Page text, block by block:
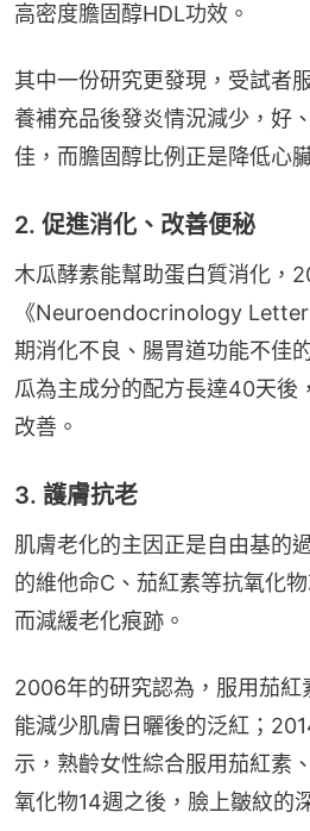
高密度膽固醇HDL功效。
其中一份研究更發現，受試者
養補充品後發炎情況減少，好
佳，而膽固醇比例正是降低心
2. 促進消化、改善便秘
木瓜酵素能幫助蛋白質消化，
《Neuroendocrinology
期消化不良、腸胃道功能不佳
瓜為主成分的配方長達40天後
改善。
3. 護膚抗老
肌膚老化的主因正是自由基的
的維他命C、茄紅素等抗氧化
而減緩老化痕跡。
2006年的研究認為，服用茄紅
能減少肌膚日曬後的泛紅；
示，熟齡女性綜合服用茄紅素
氧化物14週之後，臉上皺紋的